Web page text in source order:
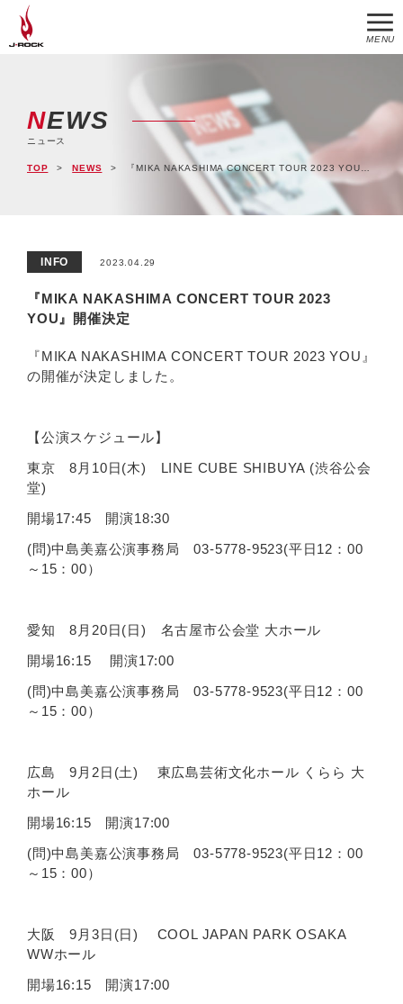
MENU
NEWS
ニュース
TOP NEWS 『MIKA NAKASHIMA CONCERT TOUR 2023 YOU』開催決定
INFO 2023.04.29
『MIKA NAKASHIMA CONCERT TOUR 2023
YOU』開催決定
『MIKA NAKASHIMA CONCERT TOUR 2023 YOU』
の開催が決定しました。
【公演スケジュール】
東京 8月10日(木) LINE CUBE SHIBUYA (渋谷公会
堂)
開場17:45 開演18:30
(問)中島美嘉公演事務局 03-5778-9523(平日12：00
～15：00）
愛知 8月20日(日) 名古屋市公会堂 大ホール
開場16:15 開演17:00
(問)中島美嘉公演事務局 03-5778-9523(平日12：00
～15：00）
広島 9月2日(土) 東広島芸術文化ホール くらら 大
ホール
開場16:15 開演17:00
(問)中島美嘉公演事務局 03-5778-9523(平日12：00
～15：00）
大阪 9月3日(日) COOL JAPAN PARK OSAKA
WWホール
開場16:15 開演17:00